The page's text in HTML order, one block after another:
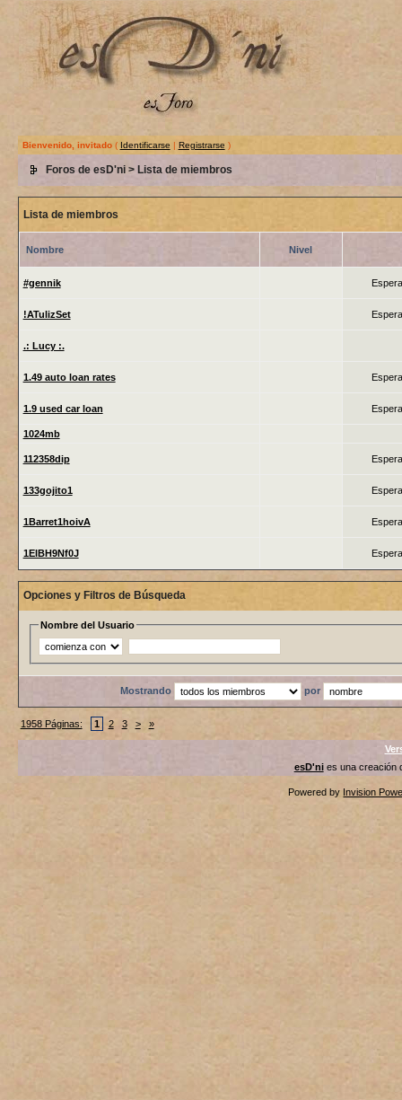
Bienvenido, invitado( Identificarse | Registrarse )
Foros de esD'ni> Lista de miembros
Lista de miembros
Nombre Nivel
#gennik
!ATulizSet
.: Lucy :.
1.49 auto loan rates
1.9 used car loan
1024mb
112358dip
133gojito1
1Barret1hoivA
1ElBH9Nf0J
Opciones y Filtros de Búsqueda
Nombre del Usuario
Mostrando por
1958 Páginas: 1 2 3 > »
esD'nies una creación
Powered by Invision